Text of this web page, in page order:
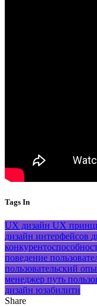
Tags In
UX дизайн UX
дизайн интерфейсов
поведение
пользовательский
менеджер путь
дизайн юзабилити
Share